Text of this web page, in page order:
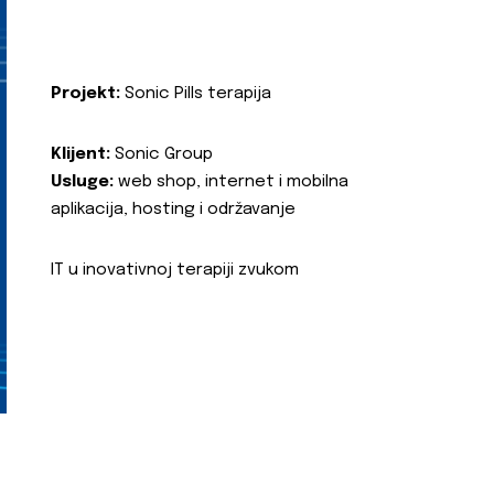
Projekt: Sonic Pills terapija
Klijent: Sonic Group
Usluge: web shop, internet i mobilna
aplikacija, hosting i održavanje
IT u inovativnoj terapiji zvukom